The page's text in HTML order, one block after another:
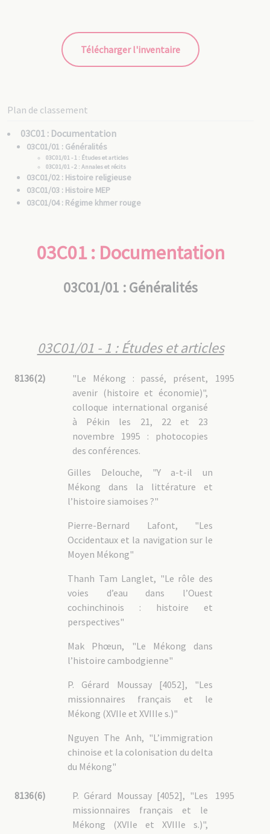
Télécharger l'inventaire
Plan de classement
03C01 : Documentation
03C01/01 : Généralités
03C01/01 - 1 : Études et articles
03C01/01 - 2 : Annales et récits
03C01/02 : Histoire religieuse
03C01/03 : Histoire MEP
03C01/04 : Régime khmer rouge
03C02/02 : Relations avec le Secrétariat général (1951-1976)
(1959-1988)
03C03 : Travaux scientifiques
03C03/01 : Linguistique
03C04 : Espace Cambodge
03C01 : Documentation
03C01/01 : Généralités
03C01/01 - 1 : Études et articles
8136(2) 1995
"Le Mékong : passé, présent,
avenir (histoire et économie)",
colloque international organisé
à Pékin les 21, 22 et 23
novembre 1995 : photocopies
des conférences.
Gilles Delouche, "Y a-t-il un
Mékong dans la littérature et
l’histoire siamoises ?"
Pierre-Bernard Lafont, "Les
Occidentaux et la navigation sur le
Moyen Mékong"
Thanh Tam Langlet, "Le rôle des
voies d’eau dans l’Ouest
cochinchinois : histoire et
perspectives"
Mak Phœun, "Le Mékong dans
l’histoire cambodgienne"
P. Gérard Moussay [4052], "Les
missionnaires français et le
Mékong (XVIIe et XVIIIe s.)"
Nguyen The Anh, "L’immigration
chinoise et la colonisation du delta
du Mékong"
8136(6) 1995
P. Gérard Moussay [4052], "Les
missionnaires français et le
Mékong (XVIIe et XVIIIe s.)",